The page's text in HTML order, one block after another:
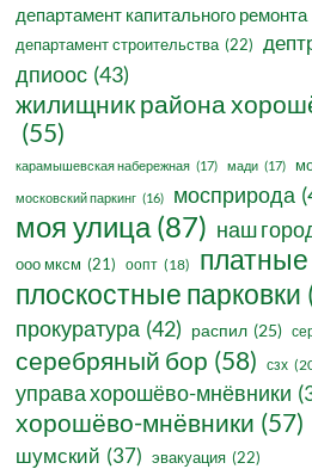
департамент капитального ремонта
департамент строительства (22)
дпиоос (43)
жилищник района
(55)
карамышевская набережная (17) мади (17)
московский паркинг (16) мосприрода
моя улица(87) наш
ооо мксм (21) оопт (18) платные
плоскостные парковки
прокуратура (42) распил (25)
серебряный бор (58) сзх
управа хорошёво-мнёвники
хорошёво-мнёвники (57)
шумский (37) эвакуация (22)